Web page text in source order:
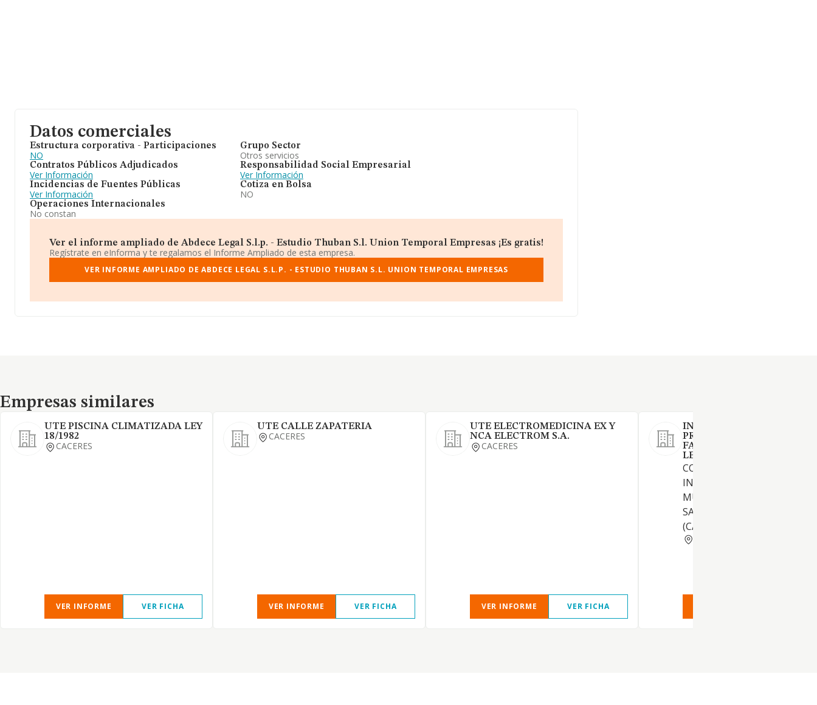
Datos comerciales
Estructura corporativa - Participaciones
NO
Contratos Públicos Adjudicados
Ver Información
Incidencias de Fuentes Públicas
Ver Información
Operaciones Internacionales
No constan
Grupo Sector
Otros servicios
Responsabilidad Social Empresarial
Ver Información
Cotiza en Bolsa
NO
Ver el informe ampliado de Abdece Legal S.l.p. - Estudio Thuban S.l. Union Temporal Empresas ¡Es gratis!
Regístrate en eInforma y te regalamos el Informe Ampliado de esta empresa.
VER INFORME AMPLIADO DE ABDECE LEGAL S.L.P. - ESTUDIO THUBAN S.L. UNION TEMPORAL EMPRESAS
Empresas similares
Empresas similares
UTE PISCINA CLIMATIZADA LEY
18/1982
CACERES
VER INFORME VER FICHA
UTE CALLE ZAPATERIA
CACERES
VER INFORME VER FICHA
UTE ELECTROMEDICINA EX Y
NCA ELECTROM S.A.
CACERES
VER INFORME VER FICHA
INSTALACIONES
PROYECTOS CACERES SL Y
FAFSA XXI AMPUDIA
LEY 18/1982 DE 26 DE MAYO.
CONCESION DE LA GESTION
INTEGRAL DEL SERVICIO
MUNICIPAL DE AGUA
SANEAMIENTO EN CILLEROS
(CACERES).